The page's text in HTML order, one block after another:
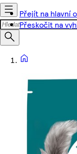
Přejít na hlavní
Přeskočit na